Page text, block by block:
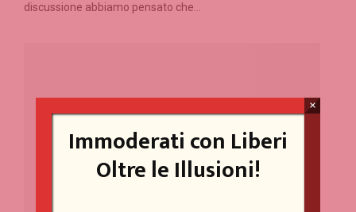
discussione abbiamo pensato che...
Immoderati con Liberi
Oltre le Illusioni!
×